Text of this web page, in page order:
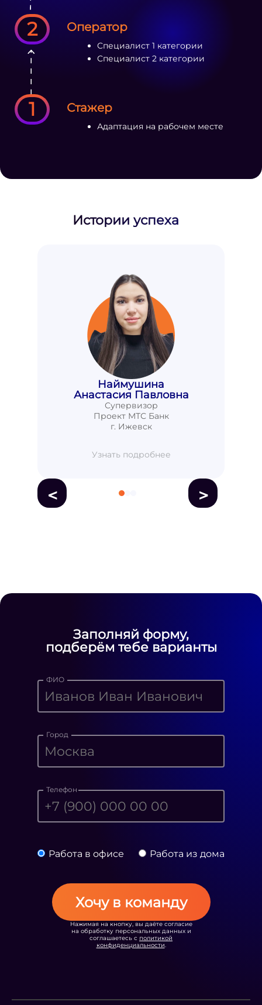
1
2
Стажер
Адаптация на рабочем месте
Оператор
Специалист 1 категории
Специалист 2 категории
Истории успеха
Наймушина
Анастасия Павловна
Супервизор
Проект МТС Банк
г. Ижевск
Узнать подробнее
< >
Заполняй форму,
подберём тебе варианты
ФИО
Город
Телефон
Работа в офисе Работа из дома
Хочу в команду
Нажимая на кнопку, вы даёте согласие
на обработку персональных данных и
соглашаетесь с политикой
конфиденциальности.